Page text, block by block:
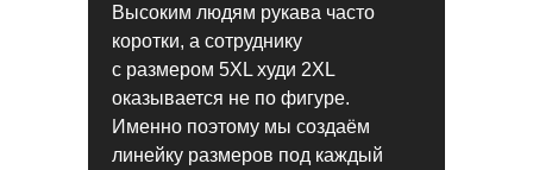
Высоким людям рукава часто
коротки, а сотруднику
с размером 5XL худи 2XL
оказывается не по фигуре.
Именно поэтому мы создаём
линейку размеров под каждый